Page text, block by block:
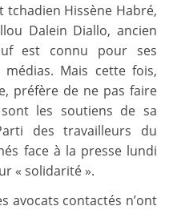
tchadien Hissène Habré,
Dalein Diallo, ancien
est connu pour ses
Mais cette fois,
préfère de ne pas faire
les soutiens de sa
des travailleurs du
face à la presse lundi
« solidarité ».
avocats contactés n’ont